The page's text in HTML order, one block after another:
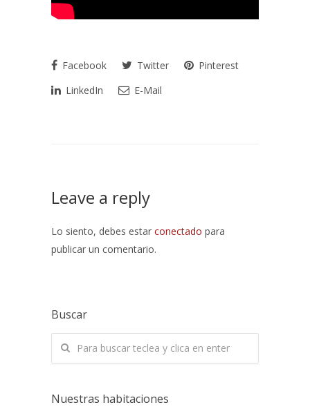
Facebook Twitter
Pinterest
LinkedIn
E-Mail
Leave a reply
Lo siento, debes estar conectado para
publicar un comentario.
Buscar
Nuestras habitaciones